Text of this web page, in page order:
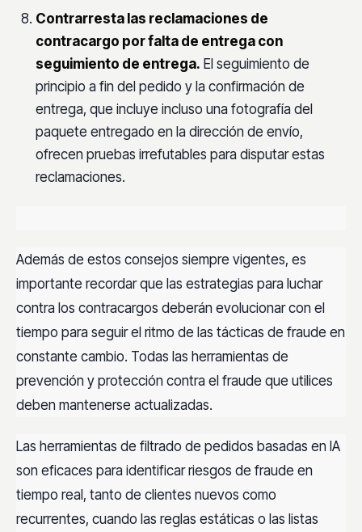
Contrarresta las reclamaciones de
contracargo por falta de entrega con
seguimiento de entrega. El seguimiento de
principio a fin del pedido y la confirmación de
entrega, que incluye incluso una fotografía del
paquete entregado en la dirección de envío,
ofrecen pruebas irrefutables para disputar estas
reclamaciones.
Además de estos consejos siempre vigentes, es
importante recordar que las estrategias para luchar
contra los contracargos deberán evolucionar con el
tiempo para seguir el ritmo de las tácticas de fraude en
constante cambio. Todas las herramientas de
prevención y protección contra el fraude que utilices
deben mantenerse actualizadas.
Las herramientas de filtrado de pedidos basadas en IA
son eficaces para identificar riesgos de fraude en
tiempo real, tanto de clientes nuevos como
recurrentes, cuando las reglas estáticas o las listas